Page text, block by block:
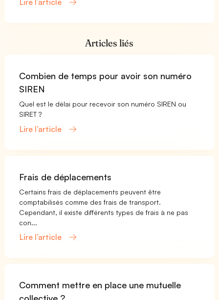
Lire l’article
Articles liés
Combien de temps pour avoir son numéro
SIREN
Quel est le délai pour recevoir son numéro SIREN ou
SIRET ?
Lire l’article
Frais de déplacements
Certains frais de déplacements peuvent être
comptabilisés comme des frais de transport.
Cependant, il existe différents types de frais à ne pas
con...
Lire l’article
Comment mettre en place une mutuelle